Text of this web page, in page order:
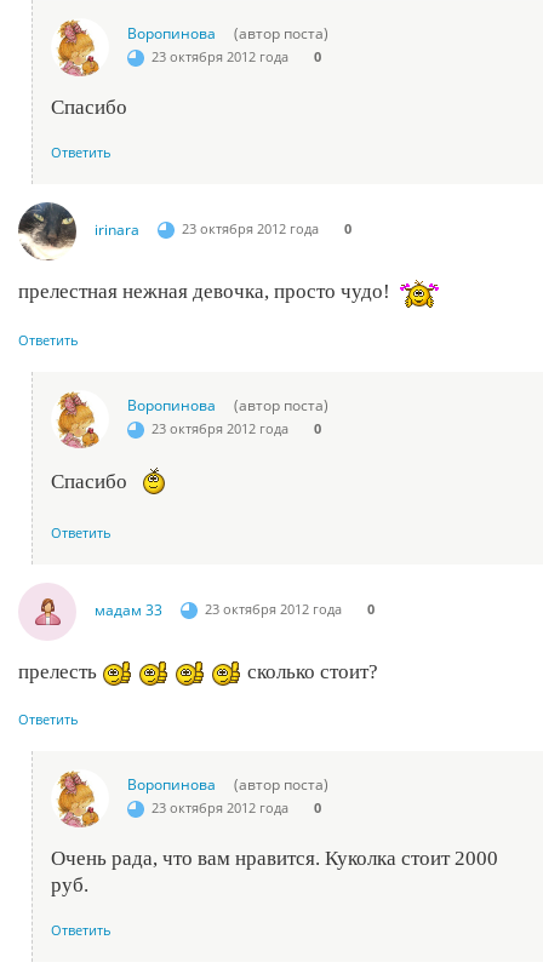
Воропинова (автор поста)
23 октября 2012 года 0
Спасибо
Ответить
irinara 23 октября 2012 года 0
прелестная нежная девочка, просто чудо!
Ответить
Воропинова (автор поста)
23 октября 2012 года 0
Спасибо
Ответить
мадам 33 23 октября 2012 года 0
прелесть сколько стоит?
Ответить
Воропинова (автор поста)
23 октября 2012 года 0
Очень рада, что вам нравится. Куколка стоит 2000
руб.
Ответить